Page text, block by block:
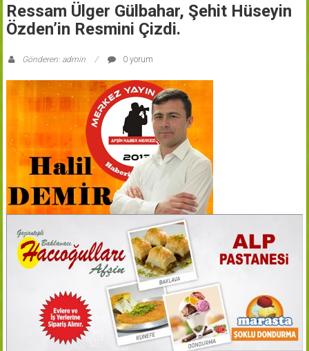
Ressam Ülger Gülbahar, Şehit Hüseyin
Özden’in Resmini Çizdi.
Gönderen: admin 0 yorum